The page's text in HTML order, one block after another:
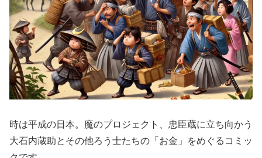
時は平成の日本。魔のプロジェクト、忠臣蔵に立ち向かう
大石内蔵助とその他ろう士たちの「お金」をめぐるコミッ